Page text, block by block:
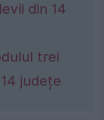
din 14
trei
județe